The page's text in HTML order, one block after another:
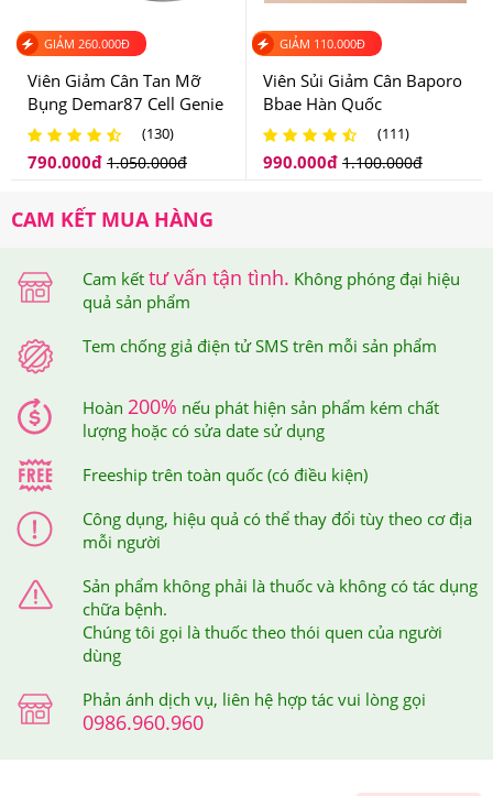
cô đặc lên men hỗn hợp thực vật, Bột chiết xuất Aroni
3.Viên Uống Dành Cho Cơ Địa Khó Giảm Cân
Max Diet Genie Có Tốt Không? Ai Đã Sử Dụng?
GenieCó Tốt Không?
Thành phần của Max Diet Genie có mặt của cây Garcinia
cambogia (Ấn Độ) một trong nhũng loại có công dụng
giảm cân tốt được chứng nhận bởi các nhà nghiên cứu
trên thế giới.
GIẢM 260.000Đ
Viên Giảm Cân Tan Mỡ
Bụng Demar87 Cell Genie
Professional Belly Balance
Hàn Quốc
(130)
790.000đ 1.050.000đ
GIẢM 110.000Đ
Viên Sủi Giảm Cân Baporo
Bbae Hàn Quốc
(111)
990.000đ 1.100.000đ
CAM KẾT MUA HÀNG
Cam kết tư vấn tận tình. Không phóng đại hiệu
quả sản phẩm
Tem chống giả điện tử SMS trên mỗi sản phẩm
Hoàn 200% nếu phát hiện sản phẩm kém chất
lượng hoặc có sửa date sử dụng
Freeship trên toàn quốc (có điều kiện)
Công dụng, hiệu quả có thể thay đổi tùy theo cơ địa
mỗi người
Sản phẩm không phải là thuốc và không có tác dụng
chữa bệnh.
Chúng tôi gọi là thuốc theo thói quen của người
dùng
Phản ánh dịch vụ, liên hệ hợp tác vui lòng gọi
0986.960.960